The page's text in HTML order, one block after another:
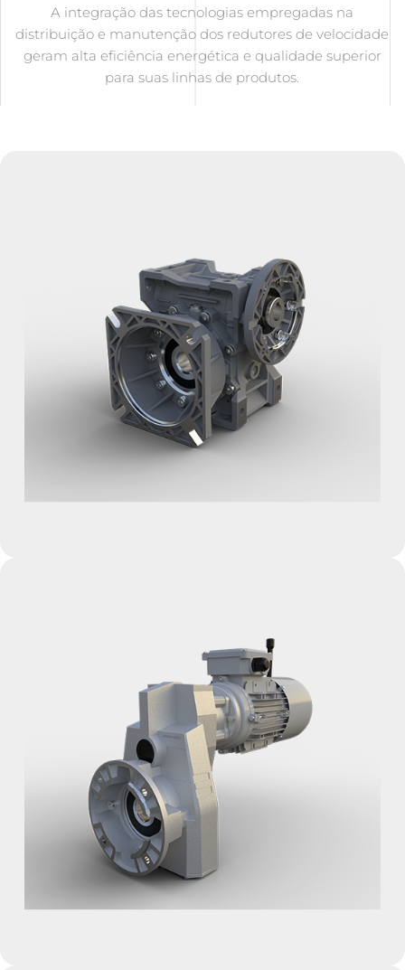
A integração das tecnologias empregadas na
distribuição e manutenção dos redutores de velocidade
geram alta eficiência energética e qualidade superior
para suas linhas de produtos.